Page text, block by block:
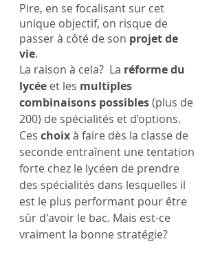
Pire, en se focalisant sur cet
unique objectif, on risque de
passer à côté de son projet de
vie.
La raison à cela?  La réforme du
lycée et les multiples
combinaisons possibles (plus de
200) de spécialités et d’options.
Ces choix à faire dès la classe de
seconde entraînent une tentation
forte chez le lycéen de prendre
des spécialités dans lesquelles il
est le plus performant pour être
sûr d'avoir le bac. Mais est-ce
vraiment la bonne stratégie?